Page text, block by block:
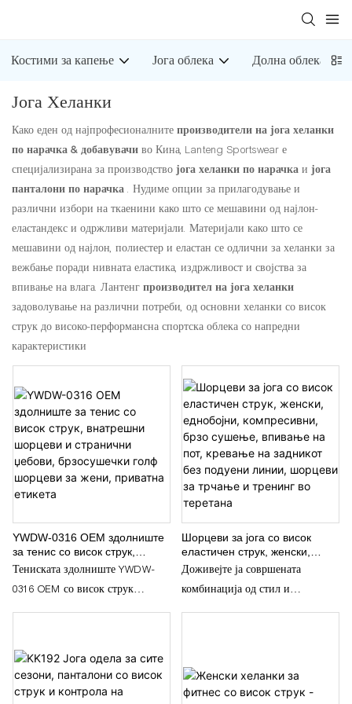
Костими за капење Јога облека Долна облека
Јога Хеланки
Како еден од најпрофесионалните производители на јога хеланки
по нарачка & добавувачи во Кина, Lanteng Sportswear е
специјализирана за производство јога хеланки по нарачка и јога
панталони по нарачка . Нудиме опции за прилагодување и
различни избори на ткаенини како што се мешавини од најлон-
еластандекс и одржливи материјали. Материјали како што се
мешавини од најлон, полиестер и еластан се одлични за хеланки за
вежбање поради нивната еластика, издржливост и својства за
впивање на влага. Лантенг производител на јога хеланки
задоволување на различни потреби, од основни хеланки со висок
струк до високо-перформансна спортска облека со напредни
карактеристики
YWDW-0316 OEM здолниште
за тенис со висок струк,
внатрешни шорцеви и
брзосушечки голф шорцеви за
Тениската здолниште YWDW-
0316 OEM со висок струк
комбинира елегантна, ласкава
шорцеви за сигурно покривање
и слобода на движење за време
на играта. Изработени од
Шорцеви за јога со висок
еластичен струк, женски,
еднобојни, компресивни, брзо
кревање на задникот без
Доживејте ја совршената
комбинација од стил и
перформанси со нашите јога
вашите природни облини,
технологијата за подигнување